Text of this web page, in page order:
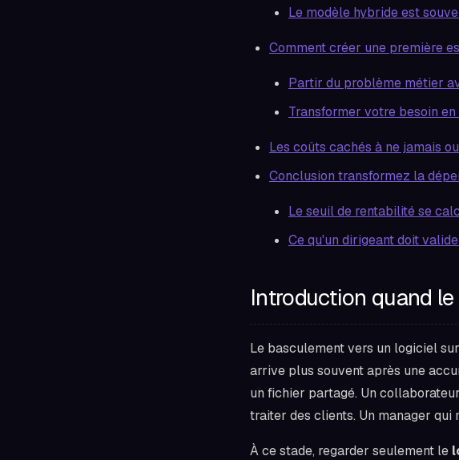
Le modèle hybride est
Comment créer une première
Partir du problème métier
Transformer votre besoin
Les coûts cachés à ne jamais
Conclusion transformez la
Le seuil de rentabilité se
Ce qu'un dirigeant doit
Introduction quand
Le basculement vers un logiciel
arrive plus souvent après une
un fichier partagé. Un
traiter des clients. Un manager
À ce stade, regarder seulement le